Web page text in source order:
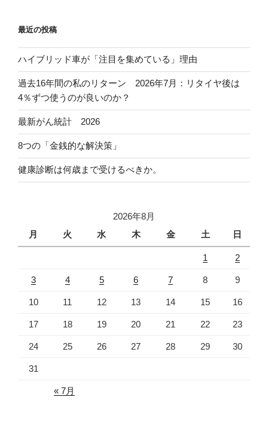
最近の投稿
ハイブリッド車が「注目を集めている」理由
過去16年間の私のリターン 2026年7月：リタイヤ後は
4％ずつ使うのが良いのか？
最新がん統計 2026
8つの「金銭的な解決策」
健康診断は何歳まで受けるべきか。
2026年8月
月
火 水 木 金 土 日
1 2
3 4 5 6 7 8 9
10 11 12 13 14 15 16
17 18 19 20 21 22 23
24 25 26 27 28 29 30
31
« 7月